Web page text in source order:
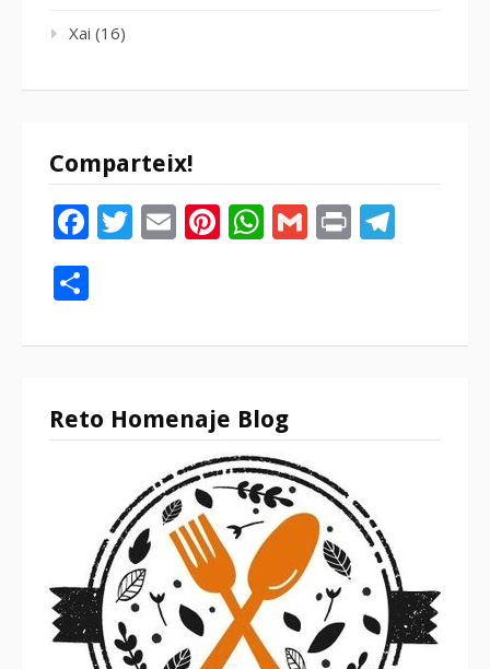
Xai (16)
Comparteix!
Facebook
Twitter
EmailPinterest
WhatsApp
Gmail
Print
Reto Homenaje Blog